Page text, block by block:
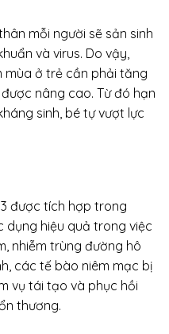
mỗi người sẽ sản sinh
và virus. Do vậy,
mùa ở trẻ cần phải tăng
nâng cao. Từ đó hạn
sinh, bé tự vượt lực
được tích hợp trong
hiệu quả trong việc
nhiễm trùng đường hô
các tế bào niêm mạc bị
vụ tái tạo và phục hồi
thương.